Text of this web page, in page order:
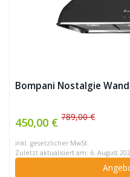
Bompani Nostalgie
450,00 € 789,00 €
inkl. gesetzlicher MwSt.
Zuletzt aktualisiert am: 6. August